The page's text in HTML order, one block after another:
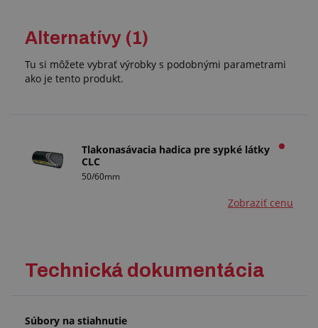
Alternatívy (1)
Tu si môžete vybrať výrobky s podobnými parametrami
ako je tento produkt.
Tlakonasávacia hadica pre sypké látky
CLC
50/60mm
Zobraziť cenu
Technická dokumentácia
Súbory na stiahnutie